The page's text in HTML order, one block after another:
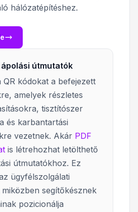
hálózatépítéshez.
útmutatók
QR kódokat a befejezett
amelyek részletes
tisztítószer
és karbantartási
vezetnek. Akár PDF
is létrehozhat letölthető
útmutatókhoz. Ez
ügyfélszolgálati
segítőkésznek
pozicionálja